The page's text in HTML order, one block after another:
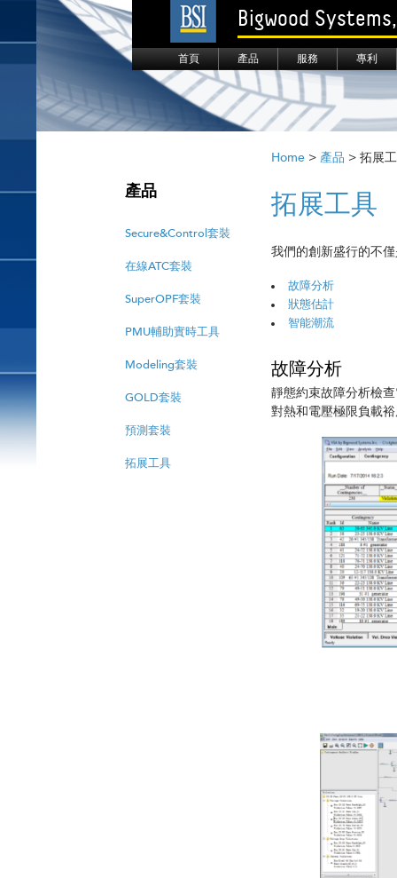
Bigwood
首頁 產品 服務 專利
產品
Secure&Control套裝
在線ATC套裝
SuperOPF套裝
PMU輔助實時工具
Modeling套裝
GOLD套裝
預測套裝
拓展工具
Home > 產品 > 拓展
拓展工具
我們的創新盛行的不
故障分析
狀態估計
智能潮流
故障分析
靜態約束故障分析檢
對熱和電壓極限負載